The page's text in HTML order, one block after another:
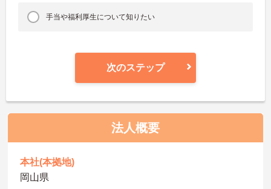
手当や福利厚生について知りたい
次のステップ
法人概要
本社(本拠地)
岡山県